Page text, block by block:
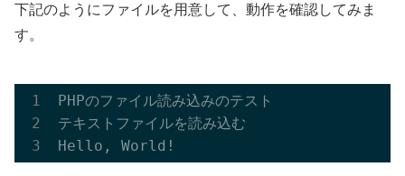
下記のようにファイルを用意して、動作を確認してみま
す。
PHPのファイル読み込みのテスト
テキストファイルを読み込む